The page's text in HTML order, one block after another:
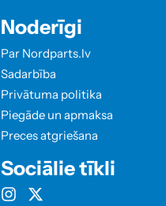
Noderīgi
Par Nordparts.lv
Sadarbība
Privātuma politika
Piegāde un apmaksa
Preces atgriešana
Sociālie tīkli